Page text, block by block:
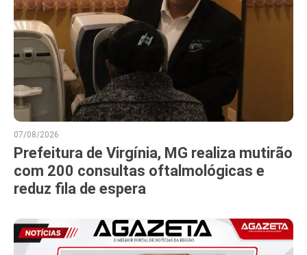
07/08/2026
Prefeitura de Virgínia, MG realiza mutirão
com 200 consultas oftalmológicas e
reduz fila de espera